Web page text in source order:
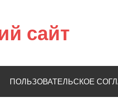
сайт
ПОЛЬЗОВАТЕЛЬСКОЕ